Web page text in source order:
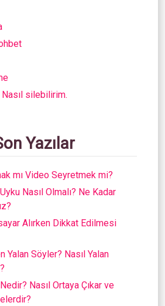
silebilirim.
Yazılar
mı Video Seyretmek mi?
Nasıl Olmalı? Ne Kadar
Alırken Dikkat Edilmesi
Yalan Söyler? Nasıl Yalan
Nasıl Ortaya Çıkar ve